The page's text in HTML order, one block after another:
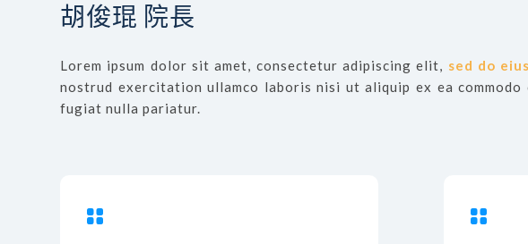
胡俊琨 院長
Lorem ipsum dolor sit amet, consectetur adipiscing elit, sed do
nostrud exercitation ullamco laboris nisi ut aliquip ex ea
fugiat nulla pariatur.